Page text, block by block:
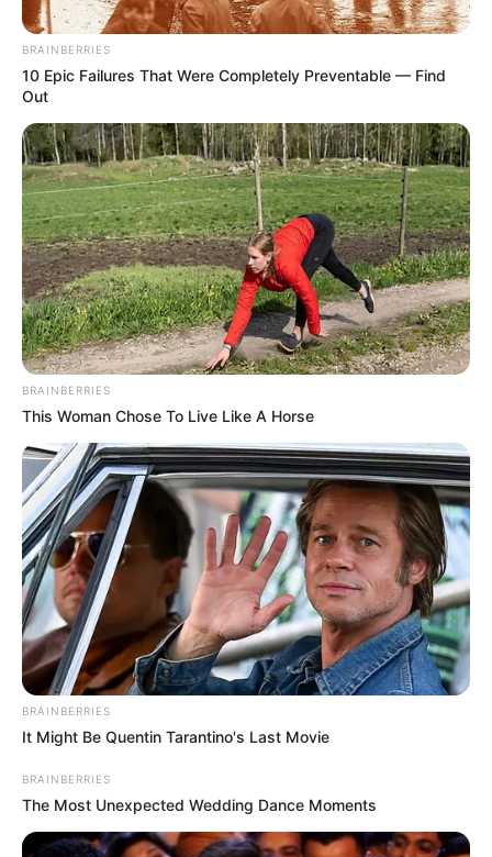
Posted
in
Friss hírek
Most jött a drámai hír Caramelről
bySzerző • June 6, 2025
BRAINBERRIES
10 Epic Failures That Were Completely Preventable — Find
Out
BRAINBERRIES
This Woman Chose To Live Like A Horse
BRAINBERRIES
It Might Be Quentin Tarantino's Last Movie
BRAINBERRIES
The Most Unexpected Wedding Dance Moments